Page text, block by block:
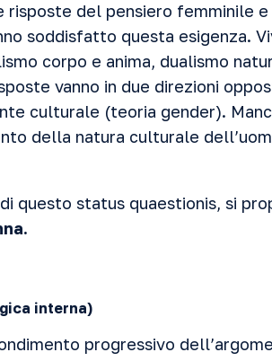
del pensiero femminile
soddisfatto questa esigenza.
corpo e anima, dualismo
vanno in due direzioni
culturale (teoria gender).
della natura culturale
questo status quaestionis, si
interna)
progressivo